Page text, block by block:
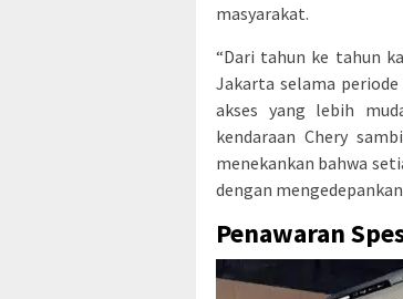
masyarakat.
“Dari tahun ke tahun
Jakarta selama
akses yang lebih
kendaraan Chery
menekankan bahwa
dengan
Penawaran